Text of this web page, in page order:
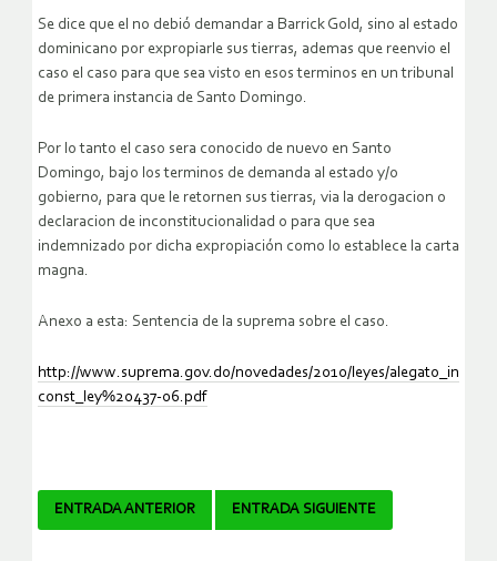
Se dice que el no debió demandar a Barrick Gold, sino al estado
dominicano por expropiarle sus tierras, ademas que reenvio el
caso el caso para que sea visto en esos terminos en un tribunal
de primera instancia de Santo Domingo.
Por lo tanto el caso sera conocido de nuevo en Santo
Domingo, bajo los terminos de demanda al estado y/o
gobierno, para que le retornen sus tierras, via la derogacion o
declaracion de inconstitucionalidad o para que sea
indemnizado por dicha expropiación como lo establece la carta
magna.
Anexo a esta: Sentencia de la suprema sobre el caso.
http://www.suprema.gov.do/novedades/2010/leyes/alegato_in
const_ley%20437-06.pdf
Navegador
ENTRADA ANTERIOR ENTRADA SIGUIENTE